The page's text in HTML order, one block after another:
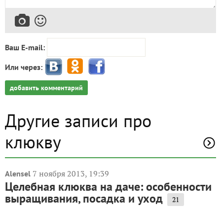
Ваш E-mail:
Или через:
добавить комментарий
Другие записи про
клюкву
Alensel 7 ноября 2013, 19:39
Целебная клюква на даче: особенности
выращивания, посадка и уход 21